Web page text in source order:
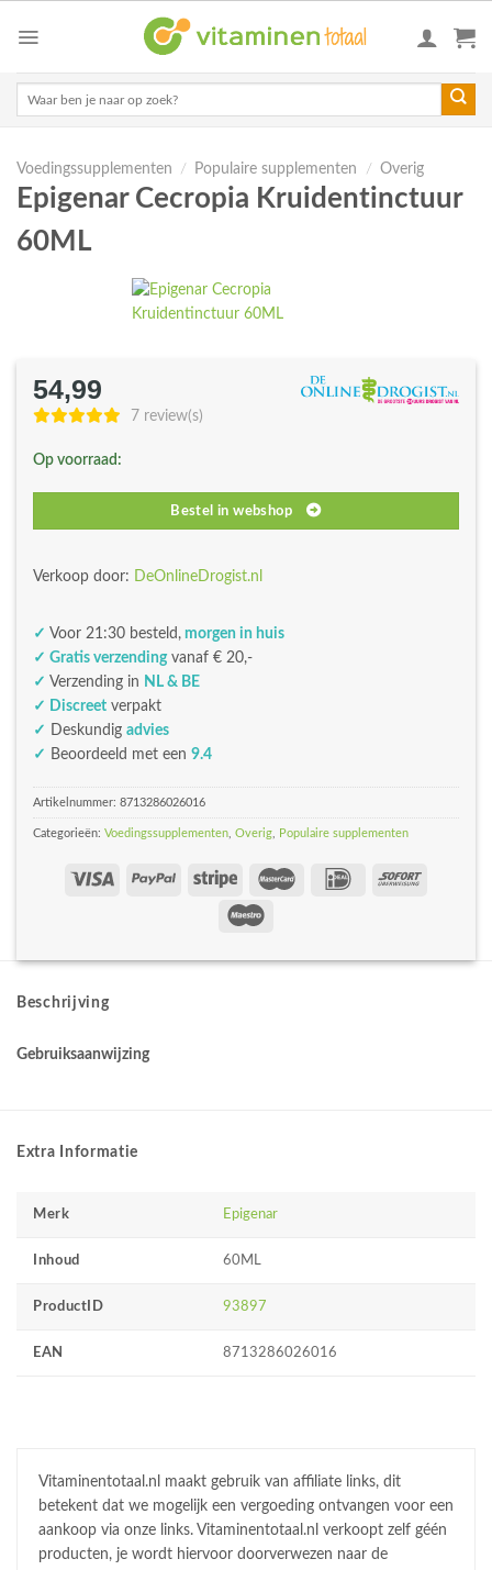
Voedingssupplementen / Populaire supplementen / Overig
Epigenar Cecropia Kruidentinctuur
60ML
54,99
7 review(s)
Op voorraad:
Bestel in webshop
Verkoop door: DeOnlineDrogist.nl
✓ Voor 21:30 besteld, morgen in huis
✓ Gratis verzendingvanaf € 20,-
✓ Verzending in NL & BE
✓ Discreet verpakt
✓
Deskundig advies
✓ Beoordeeld met een 9.4
Artikelnummer: 8713286026016
Categorieën: Voedingssupplementen Overig Populaire supplementen
Beschrijving
Gebruiksaanwijzing
Extra Informatie
Merk Epigenar
Inhoud 60ML
ProductID 93897
EAN 8713286026016
Vitaminentotaal.nl maakt gebruik van affiliate links, dit
betekent dat we mogelijk een vergoeding ontvangen voor een
aankoop via onze links. Vitaminentotaal.nl verkoopt zelf géén
producten, je wordt hiervoor doorverwezen naar de